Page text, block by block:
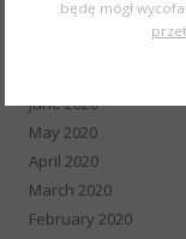
September 2020
June 2020
May 2020
April 2020
March 2020
February 2020
będę mógł